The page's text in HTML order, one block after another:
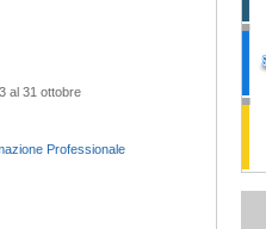
al 31 ottobre
Professionale